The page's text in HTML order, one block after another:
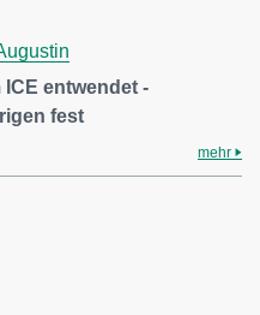
entwendet -
fest
mehr